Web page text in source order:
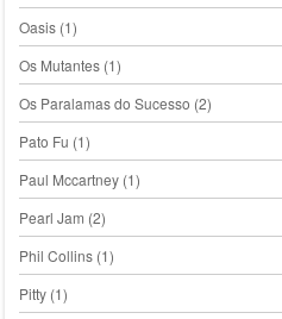
Oasis(1)
Os Mutantes(1)
Os Paralamas do Sucesso (2)
Pato Fu (1)
Paul Mccartney(1)
Pearl Jam (2)
Phil Collins(1)
Pitty(1)